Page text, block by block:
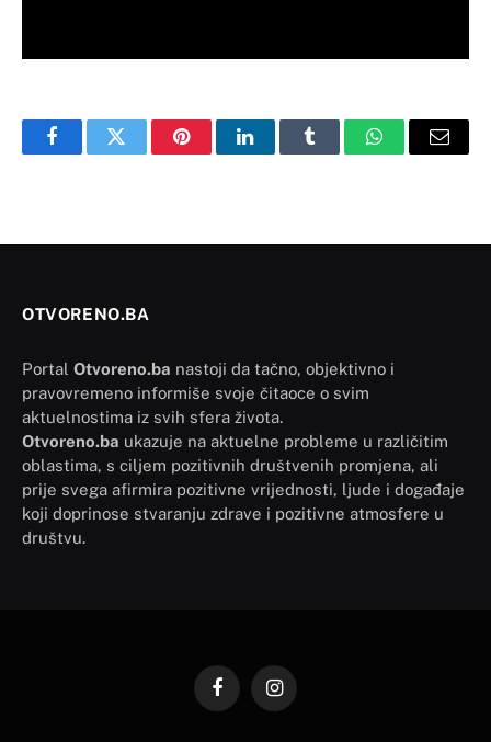
FacebookTwitter PinterestLinkedInTumblr WhatsAppEmail
OTVORENO.BA
Portal Otvoreno.ba nastoji da tačno, objektivno i
pravovremeno informiše svoje čitaoce o svim
aktuelnostima iz svih sfera života.
Otvoreno.ba ukazuje na aktuelne probleme u različitim
oblastima, s ciljem pozitivnih društvenih promjena, ali
prije svega afirmira pozitivne vrijednosti, ljude i događaje
koji doprinose stvaranju zdrave i pozitivne atmosfere u
društvu.
FacebookInstagram